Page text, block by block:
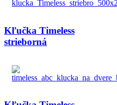
Kľučka Timeless
strieborná